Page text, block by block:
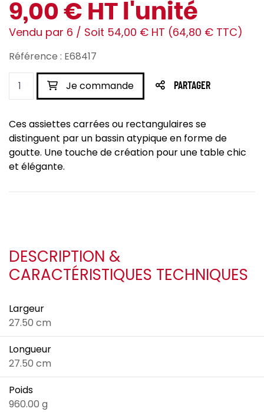
9,00 € HT l'unité
Vendu par 6 / Soit 54,00 € HT (64,80 € TTC)
Référence : E68417
Je commande PARTAGER
Ces assiettes carrées ou rectangulaires se
distinguent par un bassin atypique en forme de
goutte. Une touche de création pour une table chic
et élégante.
DESCRIPTION &
CARACTÉRISTIQUES TECHNIQUES
Largeur
27.50 cm
Longueur
27.50 cm
Poids
960.00 g